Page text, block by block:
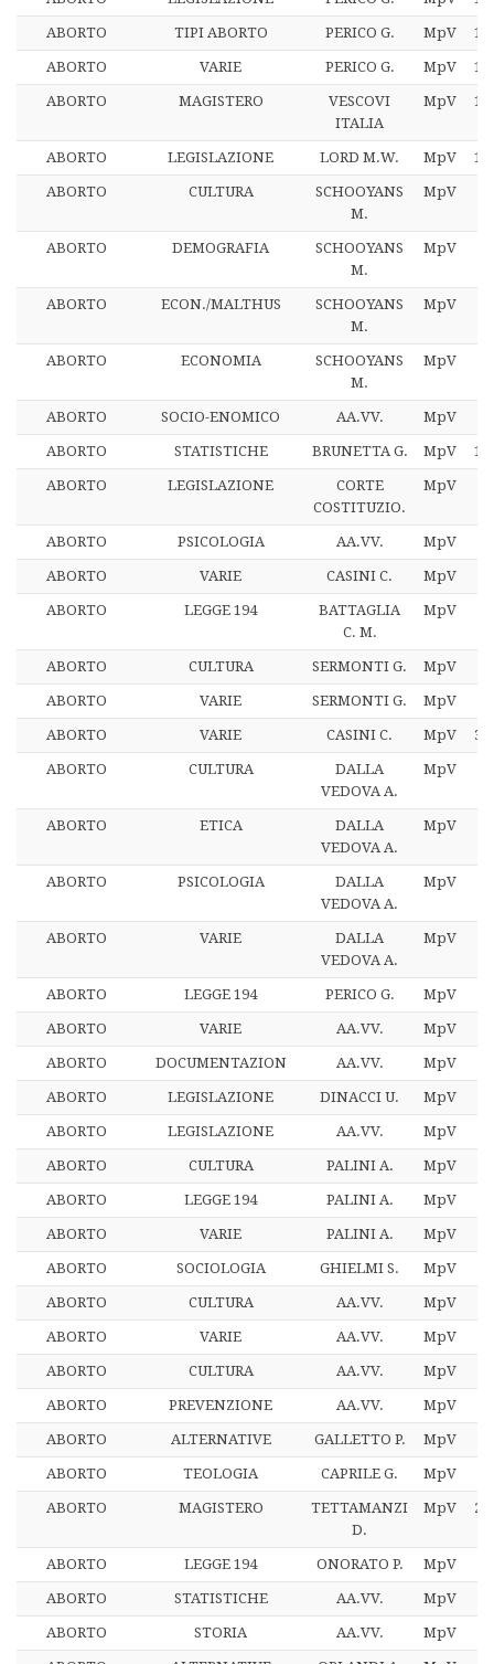
ABORTO TIPI ABORTO PERICO G. MpV
ABORTO VARIE PERICO G. MpV
ABORTO MAGISTERO
VESCOVI
ITALIA
MpV
ABORTO LEGISLAZIONE LORD M.W. MpV
ABORTO CULTURA
SCHOOYANS
M.
MpV
ABORTO DEMOGRAFIA
SCHOOYANS
M.
MpV
ABORTO ECON./MALTHUS
SCHOOYANS
M.
MpV
ABORTO ECONOMIA
SCHOOYANS
M.
MpV
ABORTO SOCIO-ENOMICO AA.VV. MpV
ABORTO STATISTICHE BRUNETTA G. MpV
ABORTO LEGISLAZIONE
CORTE
COSTITUZIO.
MpV
ABORTO PSICOLOGIA AA.VV. MpV
ABORTO VARIE CASINI C. MpV
ABORTO LEGGE 194
BATTAGLIA
C. M.
MpV
ABORTO CULTURA SERMONTI G. MpV
ABORTO VARIE SERMONTI G. MpV
ABORTO VARIE CASINI C. MpV
ABORTO CULTURA
DALLA
VEDOVA A.
MpV
ABORTO ETICA
DALLA
VEDOVA A.
MpV
ABORTO PSICOLOGIA
DALLA
VEDOVA A.
MpV
ABORTO VARIE
DALLA
VEDOVA A.
MpV
ABORTO LEGGE 194 PERICO G. MpV
ABORTO VARIE AA.VV. MpV
ABORTO DOCUMENTAZION AA.VV. MpV
ABORTO LEGISLAZIONE DINACCI U. MpV
ABORTO LEGISLAZIONE AA.VV. MpV
ABORTO CULTURA PALINI A. MpV
ABORTO LEGGE 194 PALINI A. MpV
ABORTO VARIE PALINI A. MpV
ABORTO SOCIOLOGIA GHIELMI S. MpV
ABORTO CULTURA AA.VV. MpV
ABORTO VARIE AA.VV. MpV
ABORTO CULTURA AA.VV. MpV
ABORTO PREVENZIONE AA.VV. MpV
ABORTO ALTERNATIVE GALLETTO P. MpV
ABORTO TEOLOGIA CAPRILE G. MpV
ABORTO MAGISTERO
TETTAMANZI
D.
MpV
ABORTO LEGGE 194 ONORATO P. MpV
ABORTO STATISTICHE AA.VV. MpV
ABORTO STORIA AA.VV. MpV